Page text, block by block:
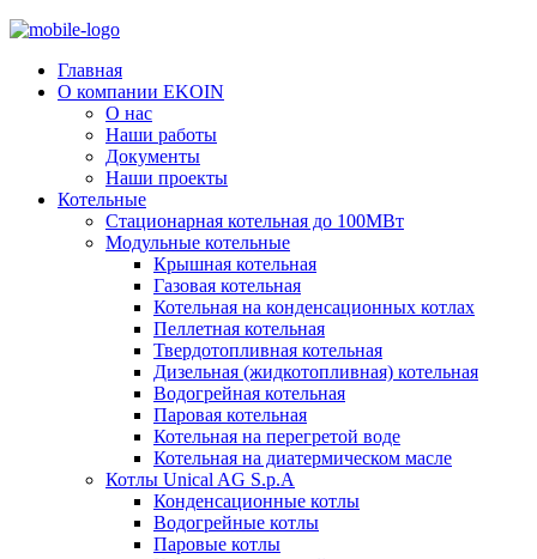
Главная
О компании EKOIN
О нас
Наши работы
Документы
Наши проекты
Котельные
Стационарная котельная до 100МВт
Модульные котельные
Крышная котельная
Газовая котельная
Котельная на конденсационных котлах
Пеллетная котельная
Твердотопливная котельная
Дизельная (жидкотопливная) котельная
Водогрейная котельная
Паровая котельная
Котельная на перегретой воде
Котельная на диатермическом масле
Котлы Unical AG S.p.A
Конденсационные котлы
Водогрейные котлы
Паровые котлы